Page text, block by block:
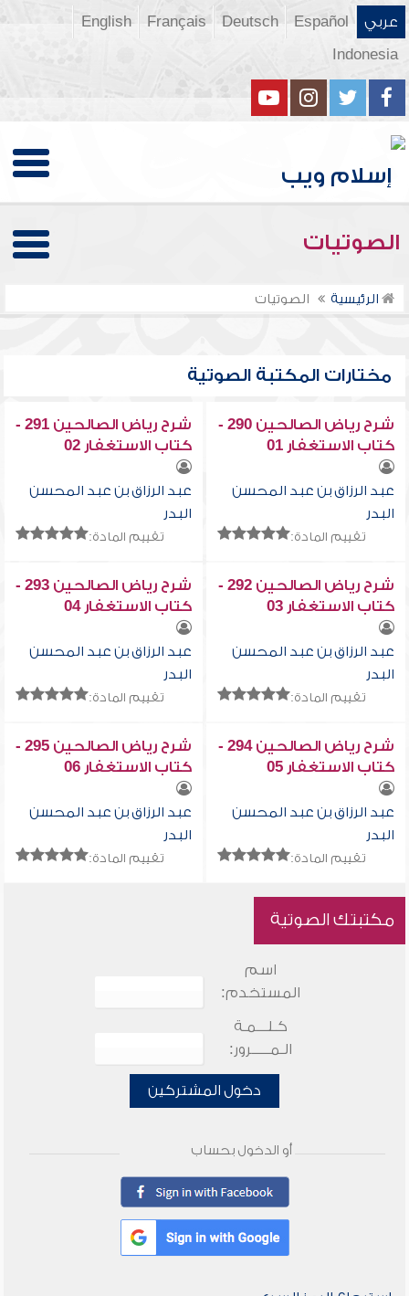
عربي Español
Deutsch
Français
English
Indonesia
الصوتيات
الرئيسية الصوتيات
مختارات المكتبة الصوتية
شرح رياض الصالحين 290 -
كتاب الاستغفار 01
عبد الرزاق بن عبد المحسن
البدر
تقييم المادة:
شرح رياض الصالحين 291 -
كتاب الاستغفار 02
عبد الرزاق بن عبد المحسن
البدر
تقييم المادة:
شرح رياض الصالحين 292 -
كتاب الاستغفار 03
عبد الرزاق بن عبد المحسن
البدر
تقييم المادة:
شرح رياض الصالحين 293 -
كتاب الاستغفار 04
عبد الرزاق بن عبد المحسن
البدر
تقييم المادة:
شرح رياض الصالحين 294 -
كتاب الاستغفار 05
عبد الرزاق بن عبد المحسن
البدر
تقييم المادة:
شرح رياض الصالحين 295 -
كتاب الاستغفار 06
عبد الرزاق بن عبد المحسن
البدر
تقييم المادة:
مكتبتك الصوتية
اسم
المستخدم:
كـلـــمـة
الـمـــــرور:
دخول المشتركين
أو الدخول بحساب